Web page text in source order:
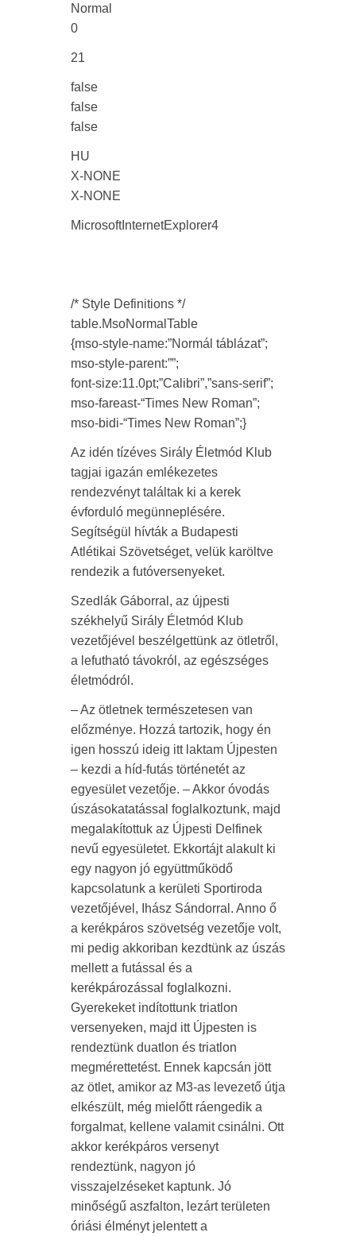
Normal
0
21
false
false
false
HU
X-NONE
X-NONE
MicrosoftInternetExplorer4
/* Style Definitions */
table.MsoNormalTable
{mso-style-name:”Normál táblázat”;
mso-style-parent:””;
font-size:11.0pt;”Calibri”,”sans-serif”;
mso-fareast-“Times New Roman”;
mso-bidi-“Times New Roman”;}
Az idén tízéves Sirály Életmód Klub
tagjai igazán emlékezetes
rendezvényt találtak ki a kerek
évforduló megünneplésére.
Segítségül hívták a Budapesti
Atlétikai Szövetséget, velük karöltve
rendezik a futóversenyeket.
Szedlák Gáborral, az újpesti
székhelyű Sirály Életmód Klub
vezetőjével beszélgettünk az ötletről,
a lefutható távokról, az egészséges
életmódról.
– Az ötletnek természetesen van
előzménye. Hozzá tartozik, hogy én
igen hosszú ideig itt laktam Újpesten
– kezdi a híd-futás történetét az
egyesület vezetője. – Akkor óvodás
úszásokatatással foglalkoztunk, majd
megalakítottuk az Újpesti Delfinek
nevű egyesületet. Ekkortájt alakult ki
egy nagyon jó együttműködő
kapcsolatunk a kerületi Sportiroda
vezetőjével, Ihász Sándorral. Anno ő
a kerékpáros szövetség vezetője volt,
mi pedig akkoriban kezdtünk az úszás
mellett a futással és a
kerékpározással foglalkozni.
Gyerekeket indítottunk triatlon
versenyeken, majd itt Újpesten is
rendeztünk duatlon és triatlon
megmérettetést. Ennek kapcsán jött
az ötlet, amikor az M3-as levezető útja
elkészült, még mielőtt ráengedik a
forgalmat, kellene valamit csinálni. Ott
akkor kerékpáros versenyt
rendeztünk, nagyon jó
visszajelzéseket kaptunk. Jó
minőségű aszfalton, lezárt területen
óriási élményt jelentett a